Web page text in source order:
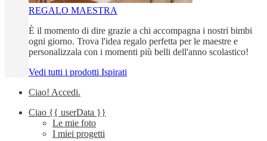
REGALO MAESTRA
È il momento di dire grazie a chi accompagna i nostri bimbi
ogni giorno. Trova l'idea regalo perfetta per le maestre e
personalizzala con i momenti più belli dell'anno scolastico!
Vedi tutti i prodotti Ispirati
Ciao! Accedi.
Ciao {{ userData }}
Le mie foto
I miei progetti